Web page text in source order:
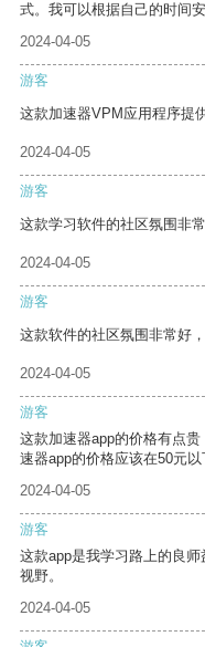
式。我可以根据自己的时间安
2024-04-05
游客
这款加速器VPM应用程序提
2024-04-05
游客
这款学习软件的社区氛围非
2024-04-05
游客
这款软件的社区氛围非常好
2024-04-05
游客
这款加速器app的价格有点
速器app的价格应该在50元以
2024-04-05
游客
这款app是我学习路上的良
视野。
2024-04-05